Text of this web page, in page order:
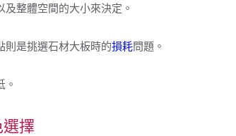
及整體空間的大小來決定。
則是挑選石材大板時的損耗問題。
。
擇